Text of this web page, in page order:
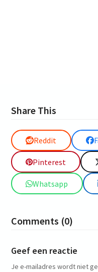
Share This
Reddit
Pinterest
Whatsapp
Comments (0)
Geef een reactie
Je e-mailadres wordt niet